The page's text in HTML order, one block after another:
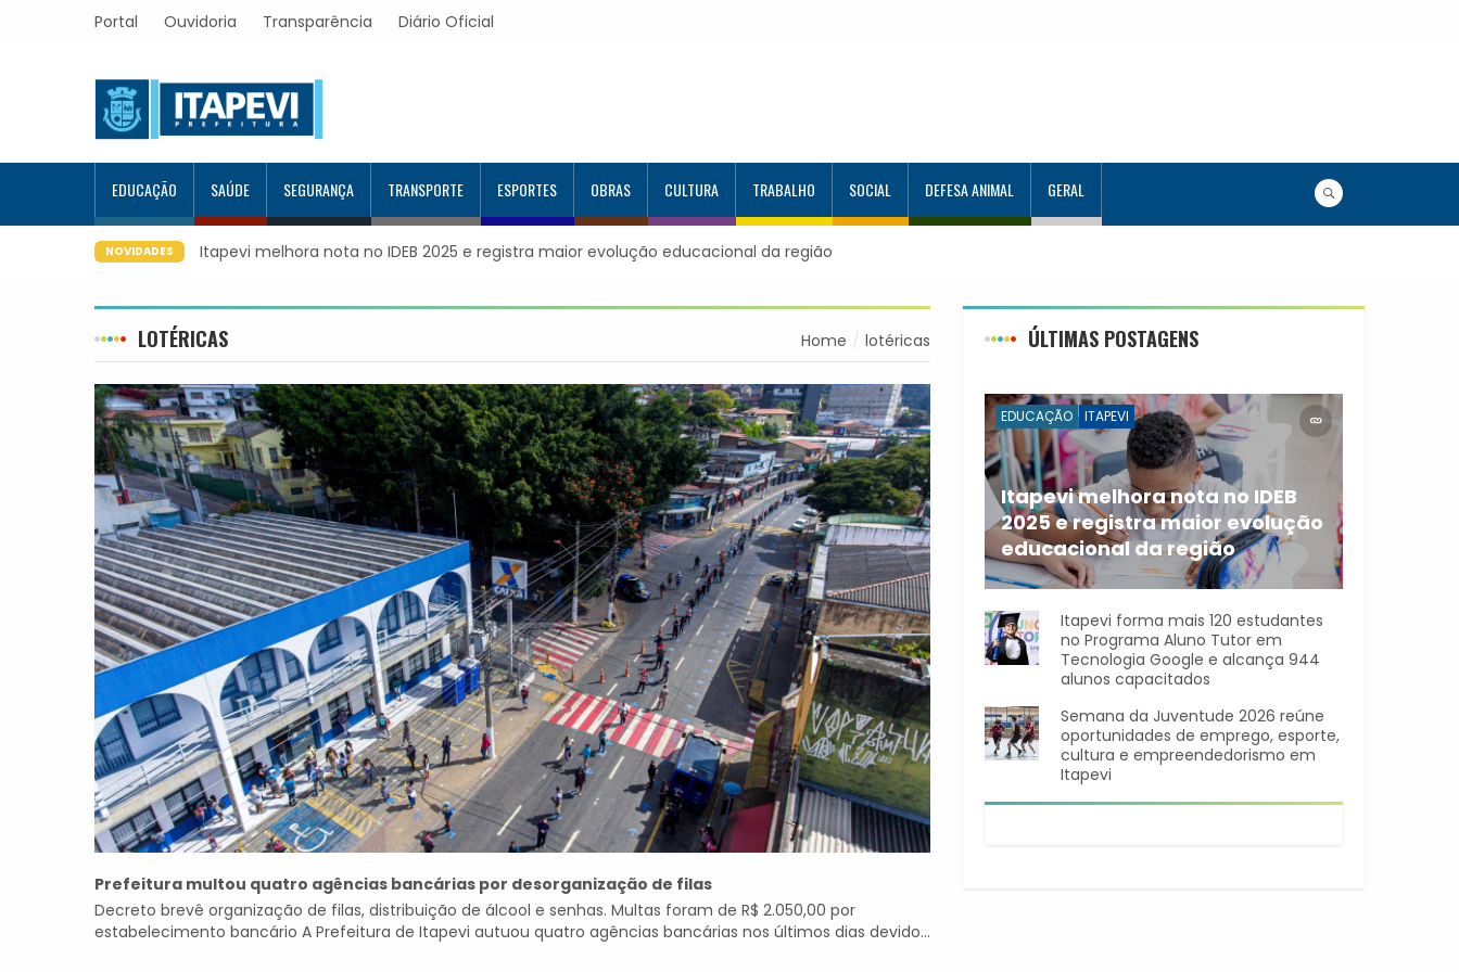
Portal Ouvidoria Transparência Diário Oficial
EDUCAÇÃO SAÚDE SEGURANÇA TRANSPORTE ESPORTES OBRAS CULTURA TRABALHO SOCIAL DEFESA ANIMAL GERAL
NOVIDADES Itapevi melhora nota no IDEB 2025 e registra maior evolução educacional da região
LOTÉRICAS Home lotéricas
Prefeitura multou quatro agências bancárias por desorganização de filas
Decreto brevê organização de filas, distribuição de álcool e senhas. Multas foram de R$ 2.050,00 por
estabelecimento bancário A Prefeitura de Itapevi autuou quatro agências bancárias nos últimos dias devido...
ÚLTIMAS POSTAGENS
EDUCAÇÃO ITAPEVI
Itapevi melhora nota no IDEB
2025 e registra maior evolução
educacional da região
A rede municipal de ensino
Itapevi forma mais 120 estudantes
no Programa Aluno Tutor em
Tecnologia Google e alcança 944
alunos capacitados
Semana da Juventude 2026 reúne
oportunidades de emprego, esporte,
cultura e empreendedorismo em
Itapevi